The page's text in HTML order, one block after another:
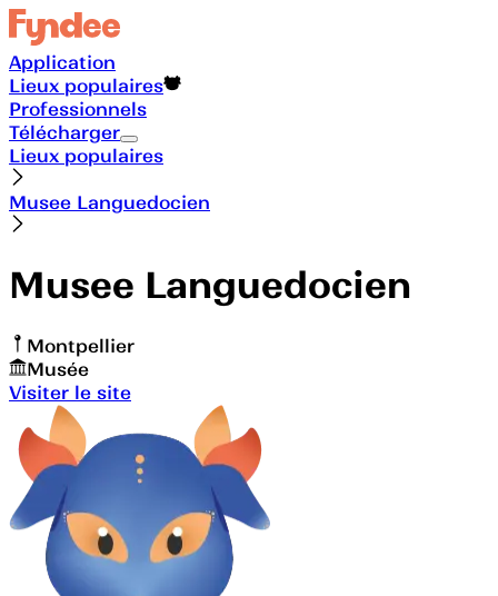
Application
Lieux populaires
Professionnels
Télécharger
Lieux populaires
Musee Languedocien
Musee Languedocien
Montpellier
Musée
Visiter le site